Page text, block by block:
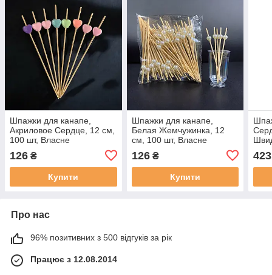
Шпажки для канапе,
Акриловое Сердце, 12 см,
100 шт, Власне
виробництво, дерево, для
канапе, закусок, фруктів,
десертів
126 ₴
Купити
Шпажки для канапе,
Белая Жемчужинка, 12
см, 100 шт, Власне
виробництво, дерево, для
канапе, закусок, фруктів,
десертів
126₴
Купити
Про нас
96% позитивних з 500 відгуків за рік
Працює з 12.08.2014